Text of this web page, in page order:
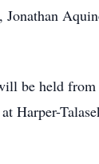
Jonathan
be held from
Harper-